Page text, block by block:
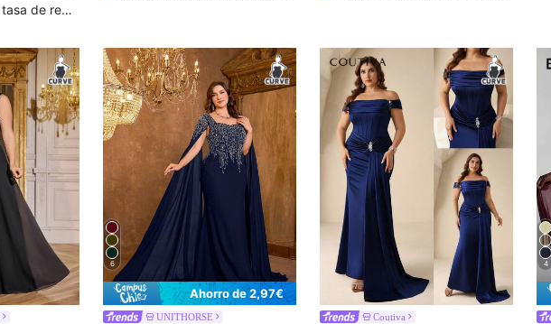
Clientes con alta tasa de repetición
6
Ahorro de 2,97€
UNITHORSE Coutiva
4